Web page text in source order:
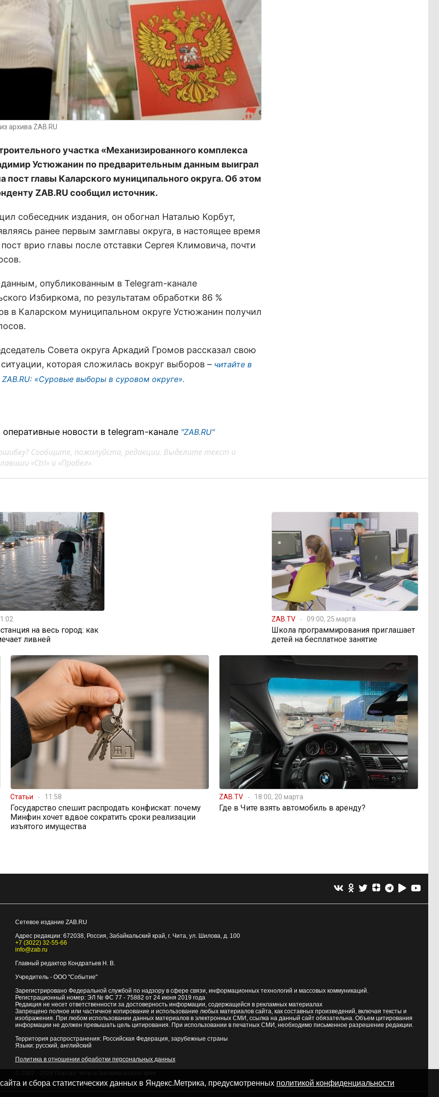
архива ZAB.RU
участка «Механизированного комплекса
Устюжанин по предварительным данным выиграл
пост главы Каларского муниципального округа. Об этом
ZAB.RU сообщил источник.
собеседник издания, он обогнал Наталью Корбут,
ранее первым замглавы округа, в настоящее время
врио главы после отставки Сергея Климовича, почти
данным, опубликованным в Telegram-канале
Избиркома, по результатам обработки 86 %
в Каларском муниципальном округе Устюжанин получил
Совета округа Аркадий Громов рассказал свою
которая сложилась вокруг выборов – читайте в
«Суровые выборы в суровом округе».
новости в telegram-канале "ZAB.RU"
Сообщите, пожалуйста, редакции. Выделите текст и
«Ctrl» и «Пробел»
на весь город: как
ливней
ZAB.TV 09:00, 25 марта
Школа программирования приглашает
детей на бесплатное занятие
Статьи 11:58
Государство спешит распродать конфискат: почему
Минфин хочет вдвое сократить сроки реализации
изъятого имущества
ZAB.TV 18:00, 20 марта
Где в Чите взять автомобиль в аренду?
Сетевое издание ZAB.RU
Адрес редакции: 672038, Россия, Забайкальский край, г. Чита, ул. Шилова, д. 100
+7 (3022) 32-55-66
info@zab.ru
Главный редактор Кондратьев Н. В.
Учредитель - ООО "Событие"
Зарегистрировано Федеральной службой по надзору в сфере связи, информационных технологий и массовых коммуникаций.
Регистрационный номер: ЭЛ № ФС 77 - 75882 от 24 июня 2019 года
Редакция не несет ответственности за достоверность информации, содержащейся в рекламных материалах
Запрещено полное или частичное копирование и использование любых материалов сайта, как составных произведений, включая тексты и
изображения. При любом использовании данных материалов в электронных СМИ, ссылка на данный сайт обязательна. Объем цитирования
информации не должен превышать цель цитирования. При использовании в печатных СМИ, необходимо письменное разрешение редакции.
Территория распространения: Российская Федерация, зарубежные страны
Языки: русский, английский
Политика в отношении обработки персональных данных
и сбора статистических данных в Яндекс.Метрика, предусмотренных политикой конфиденциальности